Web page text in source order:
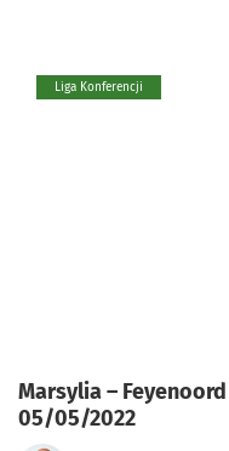
Liga Konferencji
Marsylia –
05/05/2022